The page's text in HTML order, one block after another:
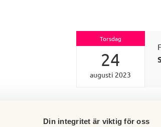
Din integritet är viktig för oss
Torsdag
24
augusti 2023